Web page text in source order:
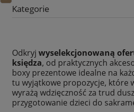
Kategorie
Odkryj wyselekcjonowaną
księdza, od praktycznych
boxy prezentowe idealne na
tu wyjątkowe propozycje, które
wyrażą wdzięczność za trud
przygotowanie dzieci do